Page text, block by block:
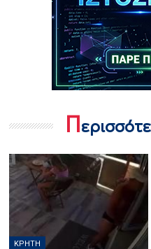
Π
ΚΡΉΤΗ